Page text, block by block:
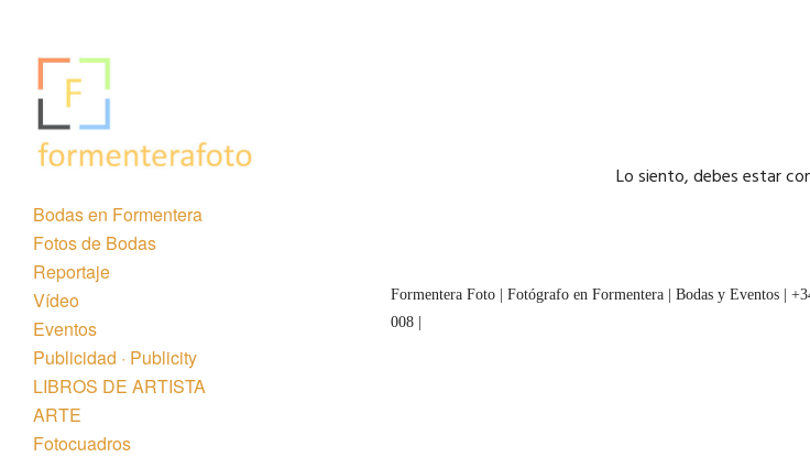
Bodas en Formentera
Fotos de Bodas
Reportaje
Vídeo
Eventos
Publicidad · Publicity
LIBROS DE ARTISTA
ARTE
Fotocuadros
Lo siento, debes estar
Formentera Foto | Fotógrafo en Formentera | Bodas y Eventos |
008 |